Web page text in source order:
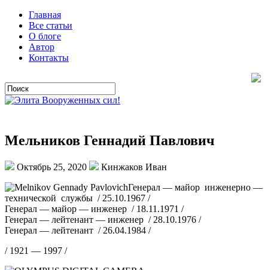
Главная
Все статьи
О блоге
Автор
Контакты
Мельников Геннадий Павлович
Октябрь 25, 2020
Кинжаков Иван
Генерал — майор инженерно —
технической службы / 25.10.1967 /
Генерал — майор — инженер / 18.11.1971 /
Генерал — лейтенант — инженер / 28.10.1976 /
Генерал — лейтенант / 26.04.1984 /
/ 1921 — 1997 /